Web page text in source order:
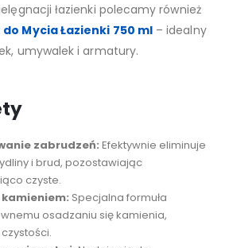
łazienki polecamy również
Mycia Łazienki 750 ml– idealny
umywalek i armatury.
zabrudzeń: Efektywnie eliminuje
i brud, pozostawiając
czyste.
Specjalna formuła
osadzaniu się kamienia,